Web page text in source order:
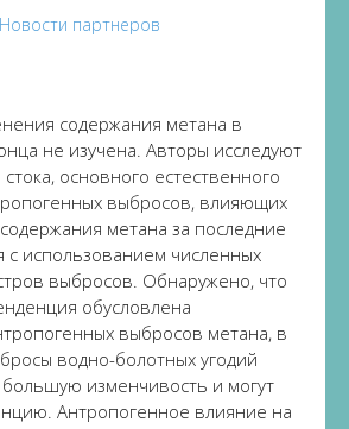
Новости партнеров
содержания метана в
не изучена. Авторы исследуют
основного естественного
выбросов, влияющих
метана за последние
с использованием численных
выбросов. Обнаружено, что
обусловлена
выбросов метана, в
водно-болотных угодий
изменчивость и могут
Антропогенное влияние на